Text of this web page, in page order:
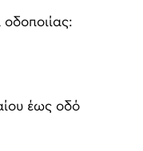
έως οδό